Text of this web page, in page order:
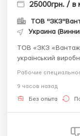
25000грн. / в
ТОВ
Украина
ТОВ «ЗКЗ
український
роботи, зварювання). У звязку з
виробництва у м.
Рабочие
9 часов назад
Без опыта